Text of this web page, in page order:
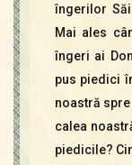
îngerilor
Mai ales
îngeri ai
pus piedici
noastră
calea
piedicile?